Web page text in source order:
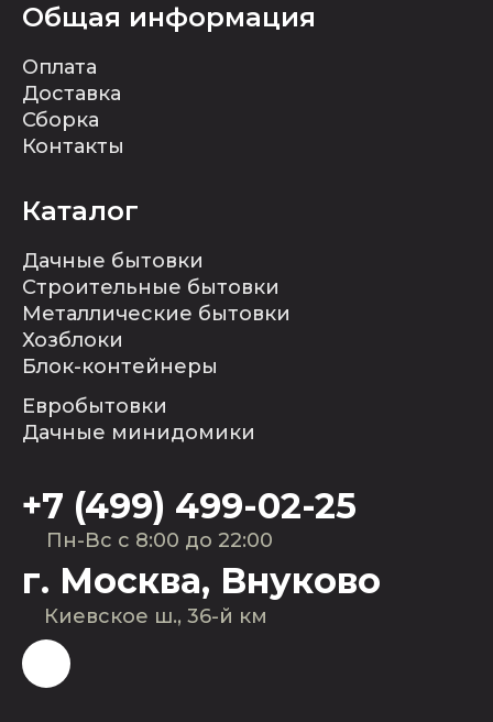
Общая информация
Оплата
Доставка
Сборка
Контакты
Каталог
Дачные бытовки
Строительные бытовки
Металлические бытовки
Хозблоки
Блок-контейнеры
Евробытовки
Дачные минидомики
+7 (499) 499-02-25
Пн-Вс с 8:00 до 22:00
г. Москва, Внуково
Киевское ш., 36-й км